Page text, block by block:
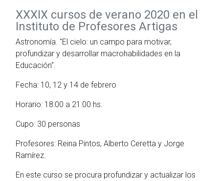
XXXIX cursos de verano 2020 en el
Instituto de Profesores Artigas
Astronomía. "El cielo: un campo para motivar,
profundizar y desarrollar macrohabilidades en la
Educación".
Fecha: 10, 12 y 14 de febrero
Horario: 18:00 a 21:00 hs.
Cupo: 30 personas
Profesores: Reina Pintos, Alberto Ceretta y Jorge
Ramírez.
En este curso se procura profundizar y actualizar los